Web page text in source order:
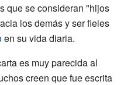
que se consideran "hijos
los demás y ser fieles
en su vida diaria.
es muy parecida al
creen que fue escrita